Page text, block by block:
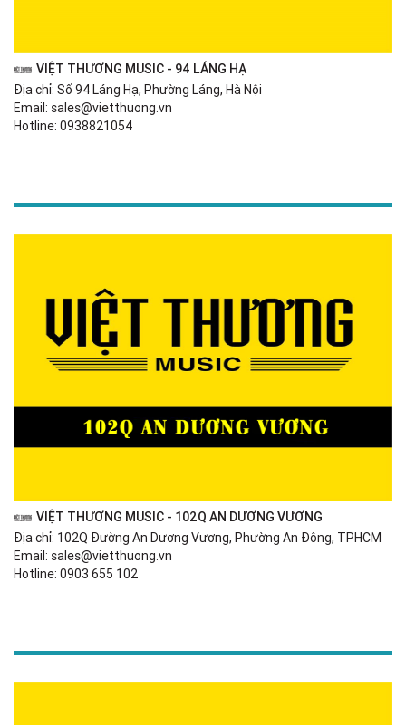
VIỆT THƯƠNG MUSIC - 94 LÁNG HẠ
Địa chỉ: Số 94 Láng Hạ, Phường Láng, Hà Nội
Email: sales@vietthuong.vn
Hotline: 0938821054
VIỆT THƯƠNG MUSIC - 102Q AN DƯƠNG VƯƠNG
Địa chỉ: 102Q Đường An Dương Vương, Phường An Đông, TPHCM
Email: sales@vietthuong.vn
Hotline: 0903 655 102